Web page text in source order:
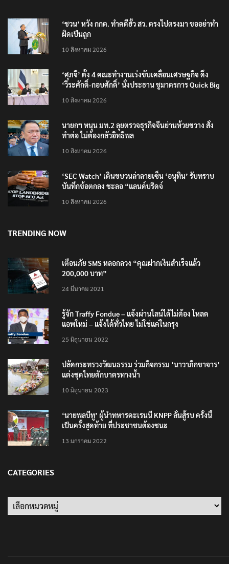
‘ชวน’ หวัง กกต. ทำคดีฮั้ว สว. ตรงไปตรงมา ขออย่าทำ
ผิดเป็นถูก
10 สิงหาคม 2026
‘ศุภจี’ ตั้ง 4 คณะทำงานเร่งขับเคลื่อนเศรษฐกิจ ดึง
‘วีระศักดิ์-กอบศักดิ์’ นั่งประธาน ชูมาตรการ Quick Big
10 สิงหาคม 2026
นายกฯ หนุน มท.2 ลุยตรวจธุรกิจจีนย่านห้วยขวาง สั่ง
ทำต่อ ไม่ต้องกลัวอิทธิพล
10 สิงหาคม 2026
‘SEC Watch’ เดินขบวนล่าลายเซ็น ‘อนุทิน’ รับทราบ
บันทึกข้อตกลง ชะลอ “แลนด์บริดจ์
10 สิงหาคม 2026
TRENDING NOW
เตือนภัย SMS หลอกลวง “คุณฝากเงินสำเร็จแล้ว
200,000 บาท”
24 มีนาคม 2021
รู้จัก Traffy Fondue – แจ้งผ่านไลน์ได้ไม่ต้อง โหลด
แอพใหม่ – แจ้งได้ทั่วไทย ไม่ใช่แค่ในกรุง
25 มิถุนายน 2022
ปลัดกระทรวงวัฒนธรรม ร่วมกิจกรรม ‘นาวาภิกขาจาร’
แต่งชุดไทยตักบาตรทางน้ำ
10 มิถุนายน 2023
‘นายพลบีทู’ ผู้นำทหารคะเรนนี KNPP ลั่นสู้รบ ครั้งนี้
เป็นครั้งสุดท้าย ที่ประชาชนต้องชนะ
13 มกราคม 2022
CATEGORIES
Categories